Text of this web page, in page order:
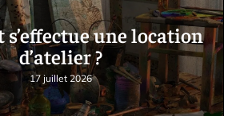
s’effectue une location
d’atelier ?
17 juillet 2026